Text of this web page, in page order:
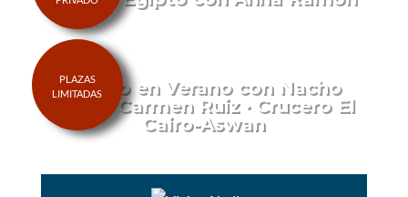
Egipto en Verano con Nacho
Ares y Carmen Ruiz · Crucero El
Cairo-Aswan